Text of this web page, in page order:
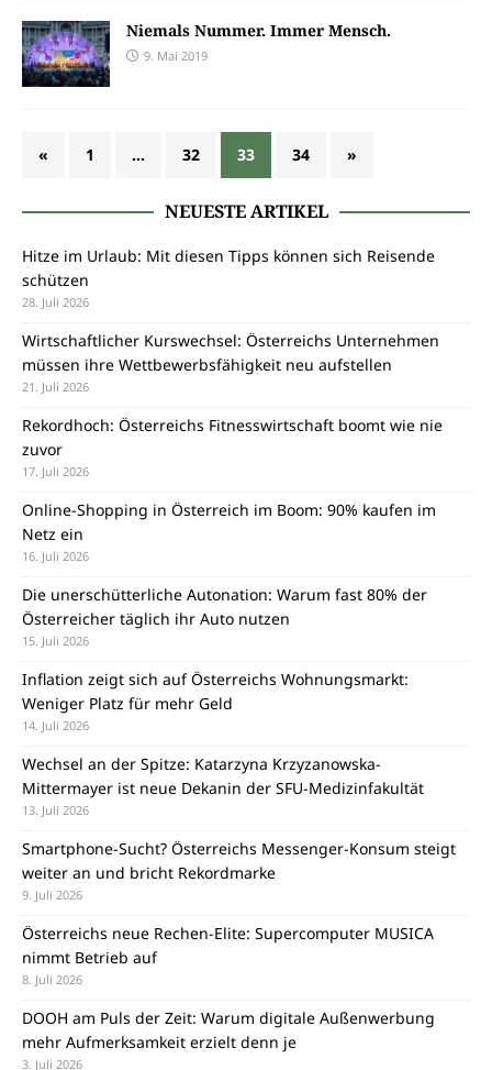
Niemals Nummer. Immer Mensch.
9. Mai 2019
« 1 … 32 33 34 »
NEUESTE ARTIKEL
Hitze im Urlaub: Mit diesen Tipps können sich Reisende
schützen
28. Juli 2026
Wirtschaftlicher Kurswechsel: Österreichs Unternehmen
müssen ihre Wettbewerbsfähigkeit neu aufstellen
21. Juli 2026
Rekordhoch: Österreichs Fitnesswirtschaft boomt wie nie
zuvor
17. Juli 2026
Online-Shopping in Österreich im Boom: 90% kaufen im
Netz ein
16. Juli 2026
Die unerschütterliche Autonation: Warum fast 80% der
Österreicher täglich ihr Auto nutzen
15. Juli 2026
Inflation zeigt sich auf Österreichs Wohnungsmarkt:
Weniger Platz für mehr Geld
14. Juli 2026
Wechsel an der Spitze: Katarzyna Krzyzanowska-
Mittermayer ist neue Dekanin der SFU-Medizinfakultät
13. Juli 2026
Smartphone-Sucht? Österreichs Messenger-Konsum steigt
weiter an und bricht Rekordmarke
9. Juli 2026
Österreichs neue Rechen-Elite: Supercomputer MUSICA
nimmt Betrieb auf
8. Juli 2026
DOOH am Puls der Zeit: Warum digitale Außenwerbung
mehr Aufmerksamkeit erzielt denn je
3. Juli 2026